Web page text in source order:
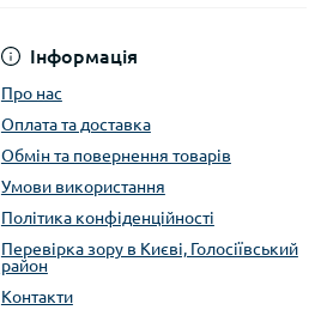
Інформація
Про нас
Оплата та доставка
Обмін та повернення товарів
Умови використання
Політика конфіденційності
Перевірка зору в Києві, Голосіївський
район
Контакти